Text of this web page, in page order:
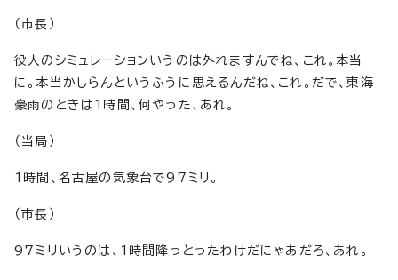
（市長）
役人のシミュレーションいうのは外れますんでね、これ。本当
に。本当かしらんというふうに思えるんだね、これ。だで、東海
豪雨のときは1時間、何やった、あれ。
（当局）
1時間、名古屋の気象台で97ミリ。
（市長）
97ミリいうのは、1時間降っとったわけだにゃあだろ、あれ。